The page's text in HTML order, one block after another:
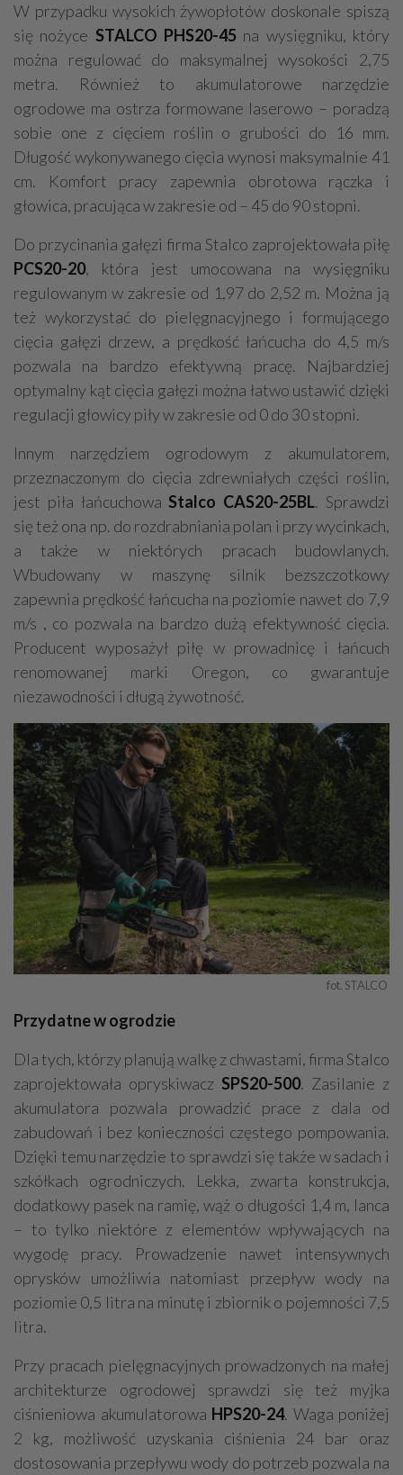
W przypadku wysokich żywopłotów doskonale spiszą
się nożyce STALCO PHS20-45 na wysięgniku, który
można regulować do maksymalnej wysokości 2,75
metra. Również to akumulatorowe narzędzie
ogrodowe ma ostrza formowane laserowo – poradzą
sobie one z cięciem roślin o grubości do 16 mm.
Długość wykonywanego cięcia wynosi maksymalnie 41
cm. Komfort pracy zapewnia obrotowa rączka i
głowica, pracująca w zakresie od – 45 do 90 stopni.
Do przycinania gałęzi firma Stalco zaprojektowała piłę
PCS20-20, która jest umocowana na wysięgniku
regulowanym w zakresie od 1,97 do 2,52 m. Można ją
też wykorzystać do pielęgnacyjnego i formującego
cięcia gałęzi drzew, a prędkość łańcucha do 4,5 m/s
pozwala na bardzo efektywną pracę. Najbardziej
optymalny kąt cięcia gałęzi można łatwo ustawić dzięki
regulacji głowicy piły w zakresie od 0 do 30 stopni.
Innym narzędziem ogrodowym z akumulatorem,
przeznaczonym do cięcia zdrewniałych części roślin,
jest piła łańcuchowaStalco CAS20-25BL. Sprawdzi
się też ona np. do rozdrabniania polan i przy wycinkach,
a także w niektórych pracach budowlanych.
Wbudowany w maszynę silnik bezszczotkowy
zapewnia prędkość łańcucha na poziomie nawet do 7,9
m/s , co pozwala na bardzo dużą efektywność cięcia.
Producent wyposażył piłę w prowadnicę i łańcuch
renomowanej marki Oregon, co gwarantuje
niezawodności i długą żywotność.
fot. STALCO
Przydatne w ogrodzie
Dla tych, którzy planują walkę z chwastami, firma Stalco
zaprojektowała opryskiwacz SPS20-500. Zasilanie z
akumulatora pozwala prowadzić prace z dala od
zabudowań i bez konieczności częstego pompowania.
Dzięki temu narzędzie to sprawdzi się także w sadach i
szkółkach ogrodniczych. Lekka, zwarta konstrukcja,
dodatkowy pasek na ramię, wąż o długości 1,4 m, lanca
– to tylko niektóre z elementów wpływających na
wygodę pracy. Prowadzenie nawet intensywnych
oprysków umożliwia natomiast przepływ wody na
poziomie 0,5 litra na minutę i zbiornik o pojemności 7,5
litra.
Przy pracach pielęgnacyjnych prowadzonych na małej
architekturze ogrodowej sprawdzi się też myjka
ciśnieniowa akumulatorowa HPS20-24. Waga poniżej
2 kg, możliwość uzyskania ciśnienia 24 bar oraz
dostosowania przepływu wody do potrzeb pozwala na